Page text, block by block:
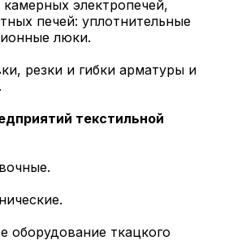
электропечей,
печей: уплотнительные
люки.
резки и гибки арматуры и
текстильной
оборудование ткацкого